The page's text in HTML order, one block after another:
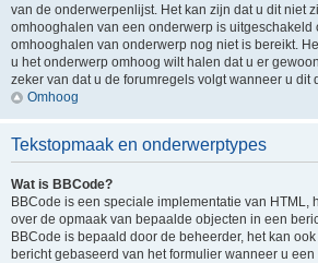
van de onderwerpenlijst. Het kan zijn dat u dit niet
omhooghalen van een onderwerp is uitgeschakeld
omhooghalen van onderwerp nog niet is bereikt.
u het onderwerp omhoog wilt halen dat u er
zeker van dat u de forumregels volgt wanneer u dit
Omhoog
Tekstopmaak en onderwerptypes
Wat is BBCode?
BBCode is een speciale implementatie van HTML,
over de opmaak van bepaalde objecten in een
BBCode is bepaald door de beheerder, het kan
bericht gebaseerd van het formulier wanneer u